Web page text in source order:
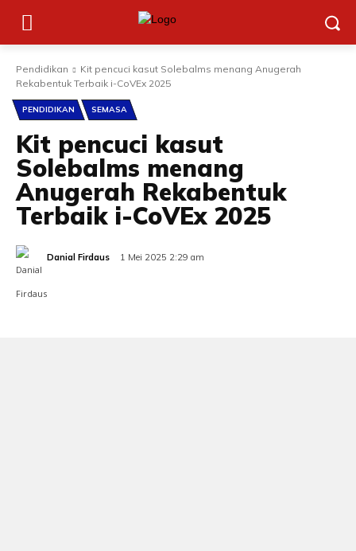
Pendidikan
Kit pencuci kasut Solebalms menang Anugerah
Rekabentuk Terbaik i-CoVEx 2025
PENDIDIKAN SEMASA
Kit pencuci kasut
Solebalms menang
Anugerah Rekabentuk
Terbaik i-CoVEx 2025
Danial Firdaus 1 Mei 2025 2:29 am